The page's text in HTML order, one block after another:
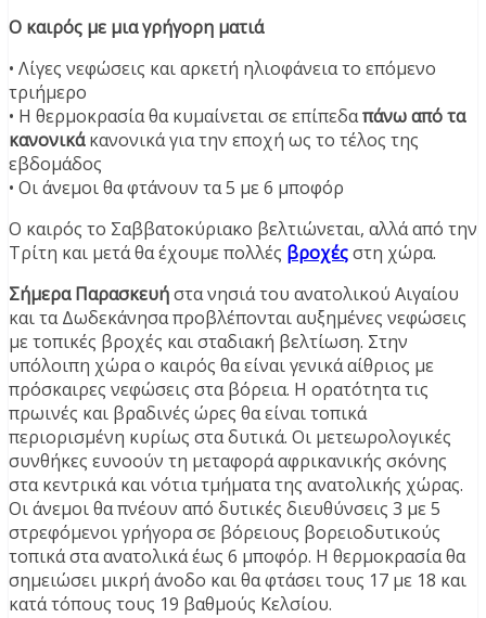
Ο καιρός με μια γρήγορη ματιά
• Λίγες νεφώσεις και αρκετή ηλιοφάνεια το επόμενο
τριήμερο
• Η θερμοκρασία θα κυμαίνεται σε επίπεδαπάνω από τα
κανονικάκανονικά για την εποχή ως το τέλος της
εβδομάδος
• Οι άνεμοι θα φτάνουν τα 5 με 6 μποφόρ
Ο καιρός το Σαββατοκύριακο βελτιώνεται, αλλά από την
Τρίτη και μετά θα έχουμε πολλές βροχέςστη χώρα.
Σήμερα Παρασκευήστα νησιά του ανατολικού Αιγαίου
και τα Δωδεκάνησα προβλέπονται αυξημένες νεφώσεις
με τοπικές βροχές και σταδιακή βελτίωση. Στην
υπόλοιπη χώρα ο καιρός θα είναι γενικά αίθριος με
πρόσκαιρες νεφώσεις στα βόρεια. Η ορατότητα τις
πρωινές και βραδινές ώρες θα είναι τοπικά
περιορισμένη κυρίως στα δυτικά. Οι μετεωρολογικές
συνθήκες ευνοούν τη μεταφορά αφρικανικής σκόνης
στα κεντρικά και νότια τμήματα της ανατολικής χώρας.
Οι άνεμοι θα πνέουν από δυτικές διευθύνσεις 3 με 5
στρεφόμενοι γρήγορα σε βόρειους βορειοδυτικούς
τοπικά στα ανατολικά έως 6 μποφόρ. Η θερμοκρασία θα
σημειώσει μικρή άνοδο και θα φτάσει τους 17 με 18 και
κατά τόπους τους 19 βαθμούς Κελσίου.